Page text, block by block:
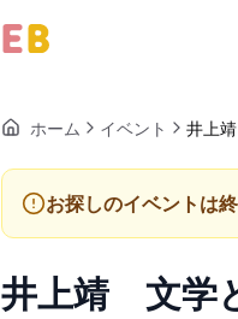
ホーム イベント 井上
お探しのイベントは
井上靖 文学